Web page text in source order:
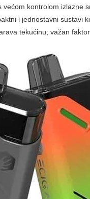
kontrolom izlazne
i jednostavni sustavi
tekućinu; važan